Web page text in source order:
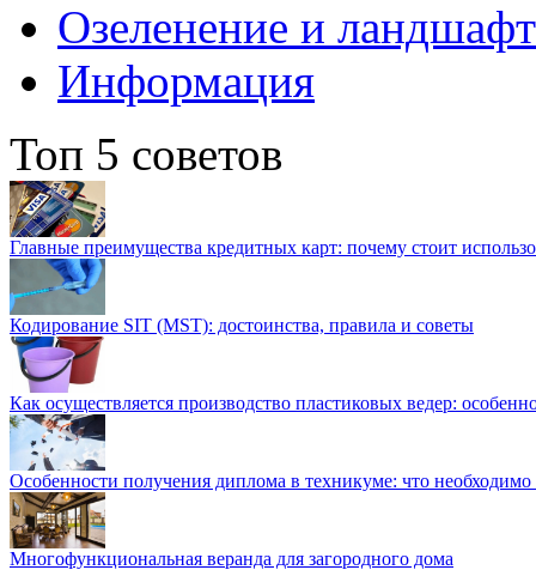
Озеленение и
Информация
Топ 5 советов
Главные преимущества кредитных карт: почему стоит
Кодирование SIT (MST): достоинства, правила и советы
Как осуществляется производство пластиковых ведер:
Особенности получения диплома в техникуме: что необходимо
Многофункциональная веранда для загородного дома